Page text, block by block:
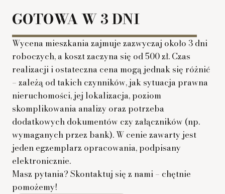
GOTOWA W 3 DNI
Wycena mieszkania zajmuje zazwyczaj około 3 dni
roboczych, a koszt zaczyna się od 500 zł. Czas
realizacji i ostateczna cena mogą jednak się różnić
– zależą od takich czynników, jak sytuacja prawna
nieruchomości, jej lokalizacja, poziom
skomplikowania analizy oraz potrzeba
dodatkowych dokumentów czy załączników (np.
wymaganych przez bank). W cenie zawarty jest
jeden egzemplarz opracowania, podpisany
elektronicznie.
Masz pytania? Skontaktuj się z nami – chętnie
pomożemy!